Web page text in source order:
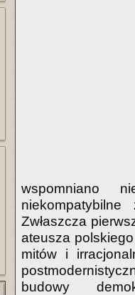
wspomniano
Zwłaszcza
ateusza
mitów i
budowy